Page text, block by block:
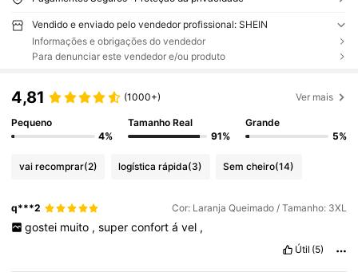
Vendido e enviado pelo vendedor profissional: SHEIN
Informações e obrigações do vendedor
Para denunciar este vendedor e/ou produto
4,81 (1000+) Ver mais
Pequeno
4%
Tamanho Real
91%
Grande
5%
vai recomprar(2) logística rápida(3) Sem cheiro(14)
q***2 Cor: Laranja Queimado / Tamanho: 3XL
gostei muito , super confort á vel ,
Útil (5)